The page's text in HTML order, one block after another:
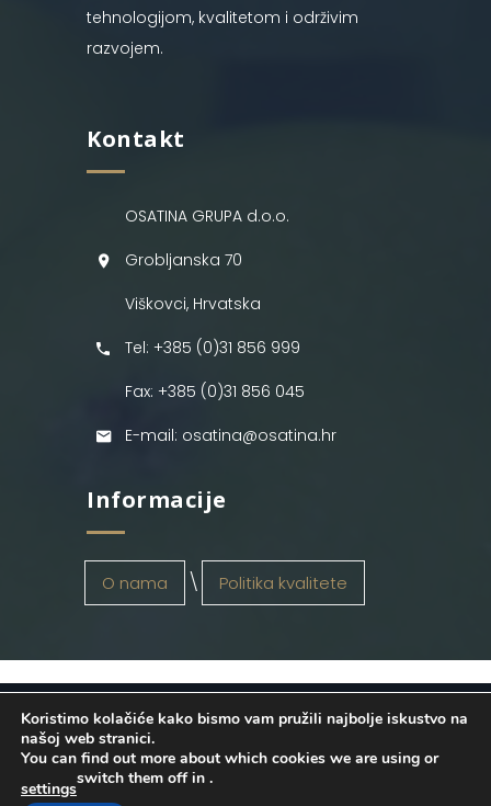
tehnologijom, kvalitetom i održivim
razvojem.
Kontakt
OSATINA GRUPA d.o.o.
Grobljanska 70
Viškovci, Hrvatska
Tel: +385 (0)31 856 999
Fax: +385 (0)31 856 045
E-mail: osatina@osatina.hr
Informacije
O nama Politika kvalitete
OSATINA GRUPA d.o.o. 2026
. Configured
byINFOS Osijek. Sva prava pridržana.
Koristimo kolačiće kako bismo vam pružili najbolje iskustvo na
našoj web stranici.
You can find out more about which cookies we are using or
switch them off in
settings
.